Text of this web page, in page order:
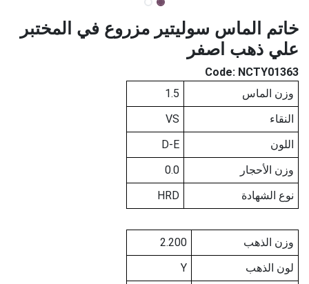
خاتم الماس سوليتير مزروع في المختبر
علي ذهب اصفر
Code: NCTY01363
وزن الماس
1.5
النقاء
VS
اللون
D-E
وزن الأحجار
0.0
نوع الشهادة
HRD
وزن الذهب
2.200
لون الذهب
Y